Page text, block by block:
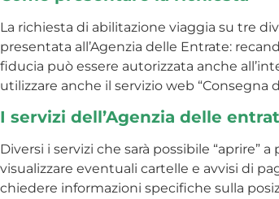
La richiesta di abilitazione viaggia su tre
presentata all’Agenzia delle Entrate:
fiducia può essere autorizzata anche
utilizzare anche il servizio web
I servizi dell’Agenzia delle
Diversi i servizi che sarà possibile “aprire”
visualizzare eventuali cartelle e avvisi di
chiedere informazioni specifiche sulla